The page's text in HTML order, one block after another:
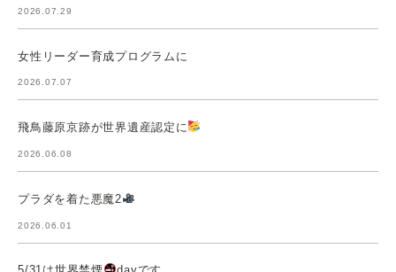
2026.07.29
女性リーダー育成プログラムに
2026.07.07
飛鳥藤原京跡が世界遺産認定に
2026.06.08
プラダを着た悪魔2
2026.06.01